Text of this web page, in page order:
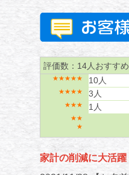
評価数：14人 おすす
★★★★★ 10人
★★★★ 3人
★★★ 1人
★★
★
家計の削減に大活躍